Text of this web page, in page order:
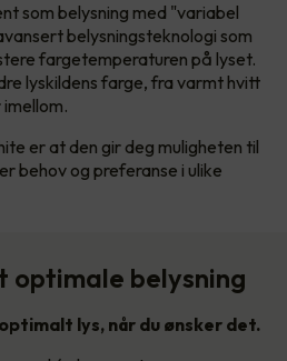
som belysning med "variabel
belysningsteknologi som
fargetemperaturen på lyset.
lyskildens farge, fra varmt hvitt
er at den gir deg muligheten til
behov og preferanse i ulike
optimale belysning
lys, når du ønsker det.